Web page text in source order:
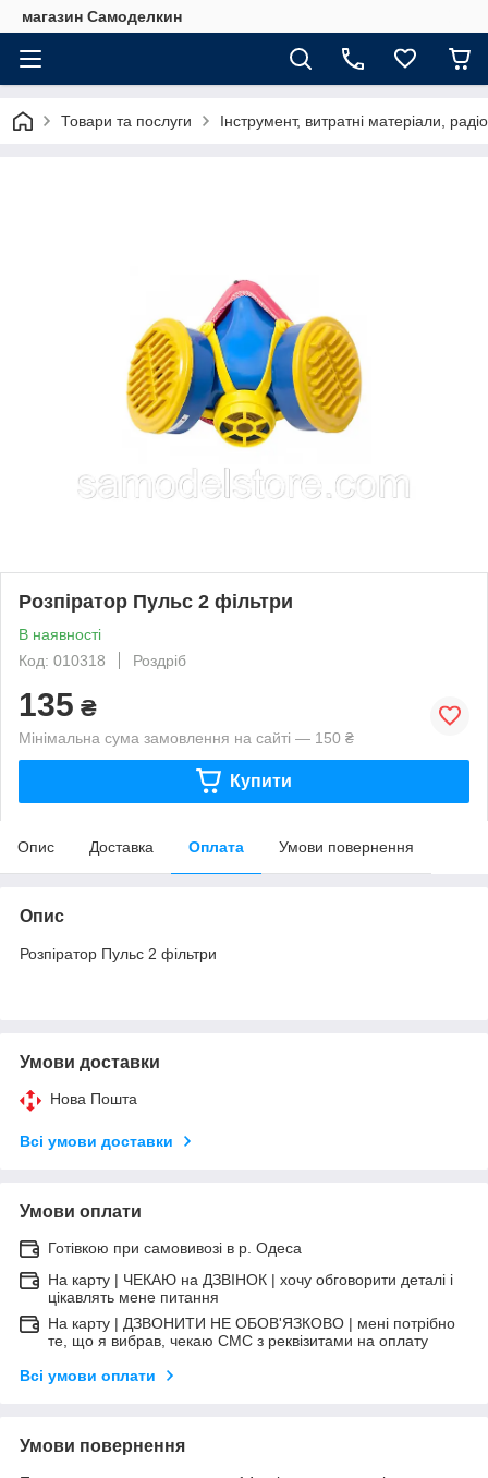
магазин Самоделкин
Товари та послуги Інструмент, витратні матеріали,
Розпіратор Пульс 2 фільтри
В наявності
Код: 010318
Роздріб
135 ₴
Мінімальна сума замовлення на сайті — 150 ₴
Купити
Опис Доставка Оплата Умови повернення
Опис
Розпіратор Пульс 2 фільтри
Умови доставки
Нова Пошта
Всі умови доставки
Умови оплати
Готівкою при самовивозі в р. Одеса
На карту | ЧЕКАЮ на ДЗВІНОК | хочу обговорити деталі і
цікавлять мене питання
На карту | ДЗВОНИТИ НЕ ОБОВ'ЯЗКОВО | мені потрібно
те, що я вибрав, чекаю СМС з реквізитами на оплату
Всі умови оплати
Умови повернення